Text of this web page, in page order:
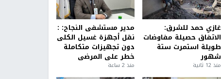
غازي حمد للشرق:
الاتفاق حصيلة مفاوضات
طويلة استمرت ستة
شهور
منذ 12 ثانية
مدير مستشفى النجاح: :
نقل أجهزة غسيل الكلى
دون تجهيزات متكاملة
خطر على المرضى
منذ 2 ساعة